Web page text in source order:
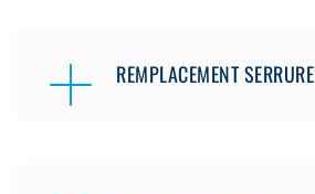
REMPLACEMENT SERRURE